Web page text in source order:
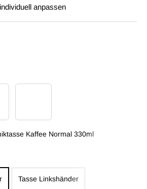
anpassen
Kaffee Normal 330ml
Tasse Linkshänder